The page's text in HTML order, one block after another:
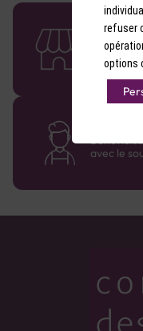
58
partout
Des
avec le
refuser
options